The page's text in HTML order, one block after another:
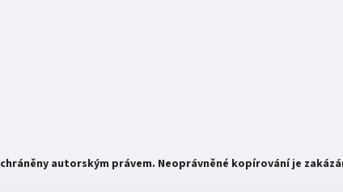
autorským právem. Neoprávněné kopírování je